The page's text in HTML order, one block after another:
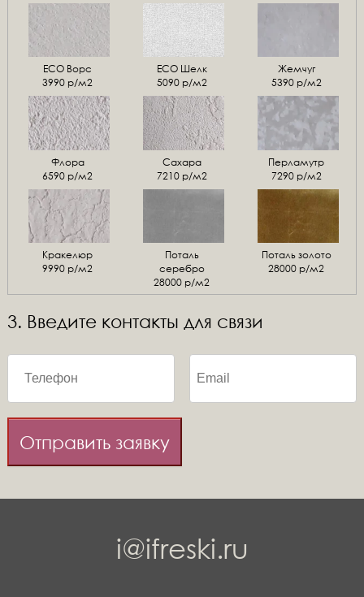
ЕСО Ворс
3990 р/м2
ЕСО Шелк
5090 р/м2
Жемчуг
5390 р/м2
Флора
6590 р/м2
Сахара
7210 р/м2
Перламутр
7290 р/м2
Кракелюр
9990 р/м2
Поталь
серебро
28000 р/м2
Поталь золото
28000 р/м2
3. Введите контакты для связи
Отправить заявку
i@ifreski.ru